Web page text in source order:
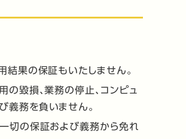
結果の保証もいたしません。
毀損、業務の停止、コンピュ
義務を負いません。
切の保証および義務から免れ